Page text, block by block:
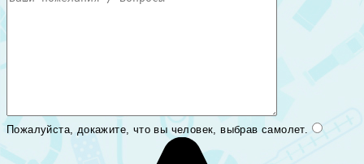
Пожалуйста, докажите, что вы человек, выбрав самолет.